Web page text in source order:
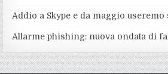
Addio a Skype e da maggio useremo
Allarme phishing: nuova ondata di